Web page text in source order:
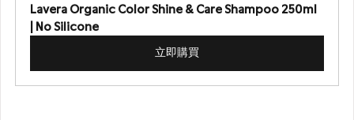
Lavera Organic Color Shine & Care Shampoo 250ml
| No Silicone
立即購買